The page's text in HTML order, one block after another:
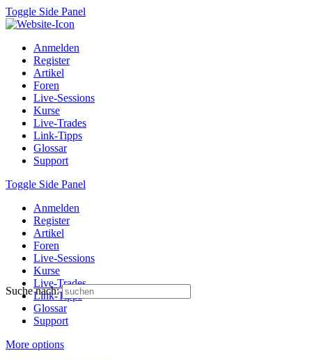
Toggle Side Panel
Anmelden
Register
Artikel
Foren
Live-Sessions
Kurse
Live-Trades
Link-Tipps
Glossar
Support
Toggle Side Panel
Anmelden
Register
Artikel
Foren
Live-Sessions
Kurse
Live-Trades
Link-Tipps
Glossar
Support
More options
Suche nach: